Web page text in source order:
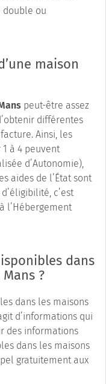
double ou
maison
peut-être assez
différentes
Ainsi, les
à 4 peuvent
d’Autonomie),
aides de l’État sont
c’est
l’Hébergement
dans
?
dans les maisons
d’informations qui
des informations
dans les maisons
gratuitement aux